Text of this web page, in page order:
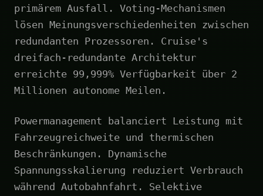
primärem Ausfall. Voting-Mechanismen
lösen Meinungsverschiedenheiten zwischen
redundanten Prozessoren. Cruise's
dreifach-redundante Architektur
erreichte 99,999% Verfügbarkeit über 2
Millionen autonome Meilen.
Powermanagement balanciert Leistung mit
Fahrzeugreichweite und thermischen
Beschränkungen. Dynamische
Spannungsskalierung reduziert Verbrauch
während Autobahnfahrt. Selektive